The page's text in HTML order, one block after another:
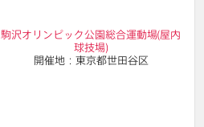
駒沢オリンピック公園総合運動場(屋内
球技場)
開催地：東京都世田谷区